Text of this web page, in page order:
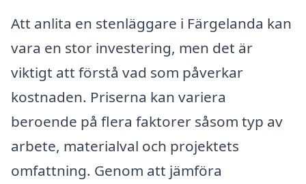
Att anlita en stenläggare i Färgelanda kan
vara en stor investering, men det är
viktigt att förstå vad som påverkar
kostnaden. Priserna kan variera
beroende på flera faktorer såsom typ av
arbete, materialval och projektets
omfattning. Genom att jämföra